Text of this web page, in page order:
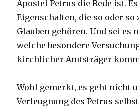
Apostel Petrus die Rede ist.
Eigenschaften, die so oder so
Glauben gehören. Und sei es
welche besondere
kirchlicher Amtsträger
Wohl gemerkt, es geht nicht
Verleugnung des Petrus